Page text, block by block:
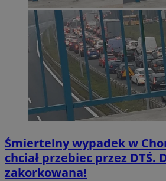
Śmiertelny wypadek w
chciał przebiec przez DTŚ.
zakorkowana!